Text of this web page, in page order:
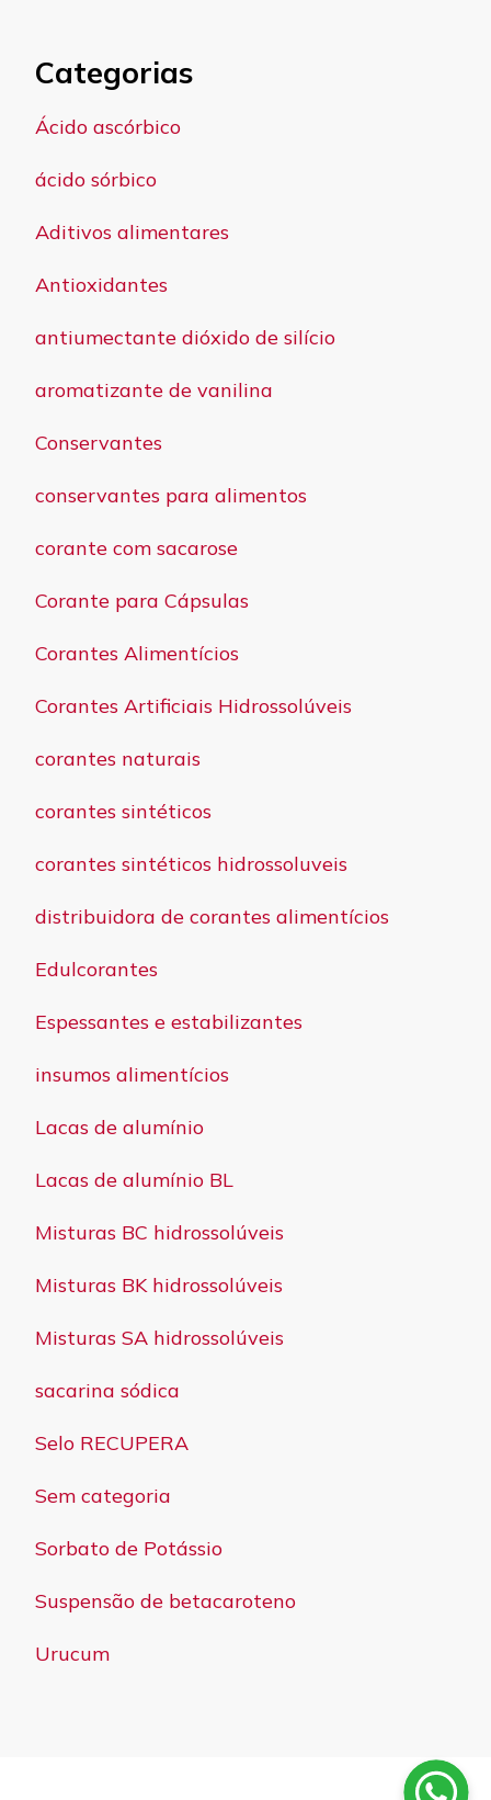
Categorias
Ácido ascórbico
ácido sórbico
Aditivos alimentares
Antioxidantes
antiumectante dióxido de silício
aromatizante de vanilina
Conservantes
conservantes para alimentos
corante com sacarose
Corante para Cápsulas
Corantes Alimentícios
Corantes Artificiais Hidrossolúveis
corantes naturais
corantes sintéticos
corantes sintéticos hidrossoluveis
distribuidora de corantes alimentícios
Edulcorantes
Espessantes e estabilizantes
insumos alimentícios
Lacas de alumínio
Lacas de alumínio BL
Misturas BC hidrossolúveis
Misturas BK hidrossolúveis
Misturas SA hidrossolúveis
sacarina sódica
Selo RECUPERA
Sem categoria
Sorbato de Potássio
Suspensão de betacaroteno
Urucum